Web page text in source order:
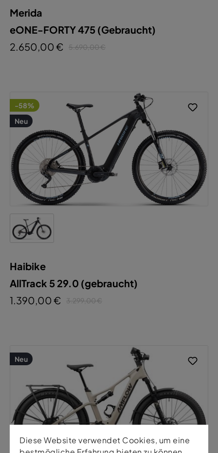
Merida
eONE-FORTY 475 (Gebraucht)
2.650,00 €
5.690,00 €
-58%
Neu
Haibike
AllTrack 5 29.0 (gebraucht)
1.390,00 €
3.299,00 €
Neu